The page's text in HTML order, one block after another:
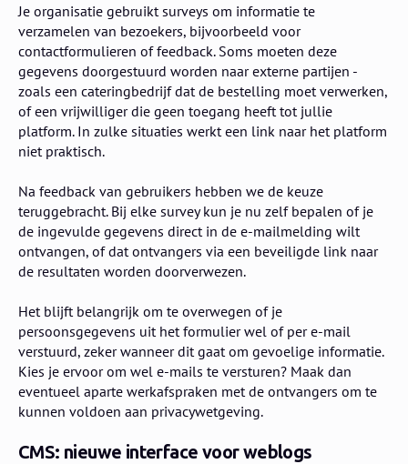
Je organisatie gebruikt surveys om informatie te
verzamelen van bezoekers, bijvoorbeeld voor
contactformulieren of feedback. Soms moeten deze
gegevens doorgestuurd worden naar externe partijen -
zoals een cateringbedrijf dat de bestelling moet verwerken,
of een vrijwilliger die geen toegang heeft tot jullie
platform. In zulke situaties werkt een link naar het platform
niet praktisch.
Na feedback van gebruikers hebben we de keuze
teruggebracht. Bij elke survey kun je nu zelf bepalen of je
de ingevulde gegevens direct in de e-mailmelding wilt
ontvangen, of dat ontvangers via een beveiligde link naar
de resultaten worden doorverwezen.
Het blijft belangrijk om te overwegen of je
persoonsgegevens uit het formulier wel of per e-mail
verstuurd, zeker wanneer dit gaat om gevoelige informatie.
Kies je ervoor om wel e-mails te versturen? Maak dan
eventueel aparte werkafspraken met de ontvangers om te
kunnen voldoen aan privacywetgeving.
CMS: nieuwe interface voor weblogs